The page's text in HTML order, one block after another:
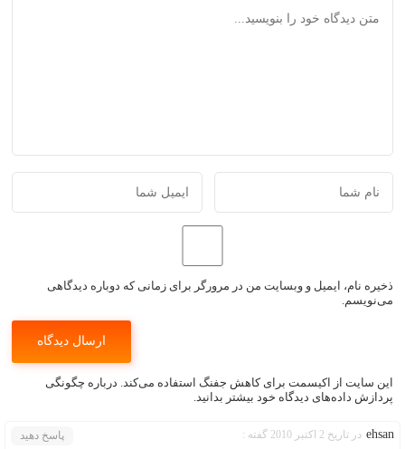
ذخیره نام، ایمیل و وبسایت من در مرورگر برای زمانی که دوباره دیدگاهی
می‌نویسم.
این سایت از اکیسمت برای کاهش جفنگ استفاده می‌کند. درباره چگونگی
پردازش داده‌های دیدگاه خود بیشتر بدانید.
ehsan در تاریخ 2 اکتبر 2010 گفته : پاسخ دهید